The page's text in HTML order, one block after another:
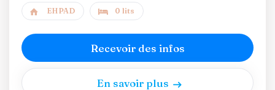
EHPAD 0 lits
Recevoir des infos
En savoir plus